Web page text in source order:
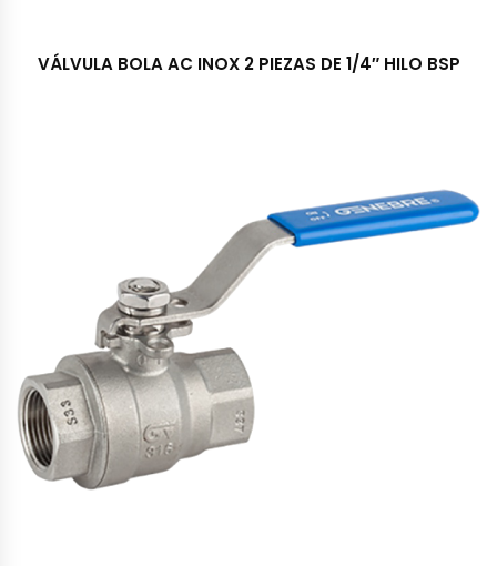
VÁLVULA BOLA AC INOX 2 PIEZAS DE 1/4″ HILO BSP